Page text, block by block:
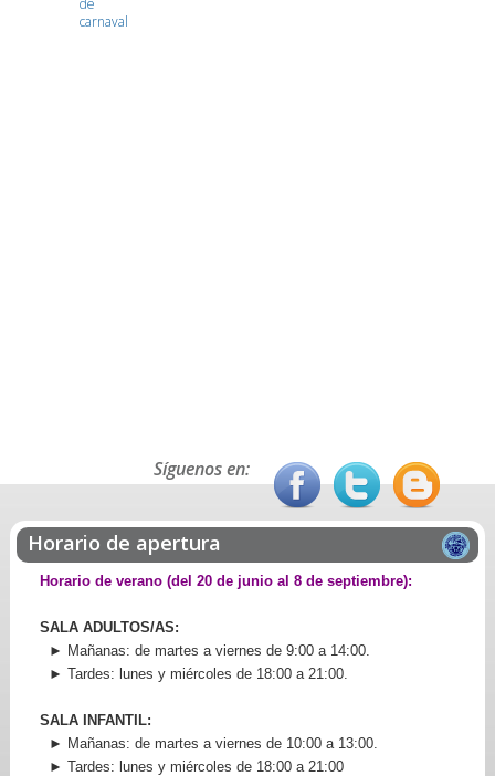
de
carnaval
Síguenos en:
Horario de apertura
Horario de verano (del 20 de junio al 8 de septiembre):
SALA ADULTOS/AS:
► Mañanas: de martes a viernes de 9:00 a 14:00.
► Tardes: lunes y miércoles de 18:00 a 21:00.
SALA INFANTIL:
► Mañanas: de martes a viernes de 10:00 a 13:00.
► Tardes: lunes y miércoles de 18:00 a 21:00